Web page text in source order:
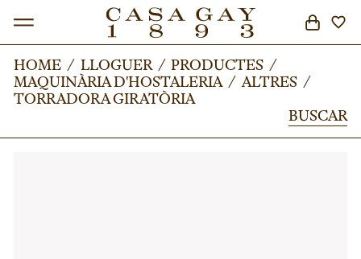
BUSCAR
HOME / LLOGUER / PRODUCTES /
MAQUINÀRIA D'HOSTALERIA / ALTRES /
TORRADORA GIRATÒRIA
BUSCAR
HOME / LLOGUER / PRODUCTES /
MAQUINÀRIA D'HOSTALERIA / ALTRES /
TORRADORA GIRATÒRIA
BUSCAR